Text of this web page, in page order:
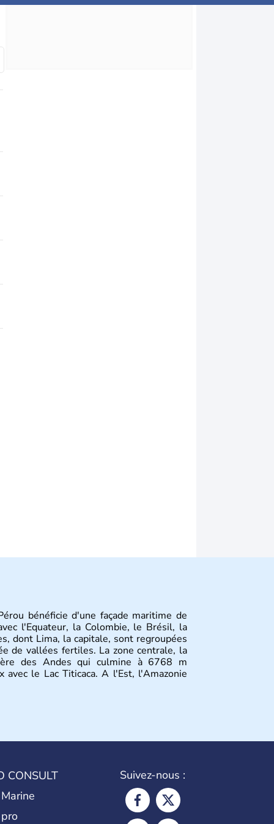
bénéficie d'une façade maritime de
l'Equateur, la Colombie, le Brésil, la
dont Lima, la capitale, sont regroupées
de vallées fertiles. La zone centrale, la
des Andes qui culmine à 6768 m
le Lac Titicaca. A l'Est, l'Amazonie
CONSULT
Suivez-nous :